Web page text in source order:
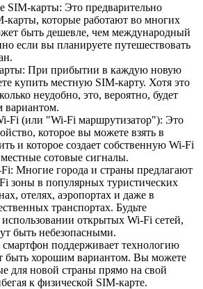
карты: Это предварительно
карты, которые работают во многих
быть дешевле, чем международный
если вы планируете путешествовать
При прибытии в каждую новую
купить местную SIM-карту. Хотя это
неудобно, это, вероятно, будет
Fi (или "Wi-Fi маршрутизатор"): Это
которое вы можете взять в
и которое создает собственную Wi-Fi
местные сотовые сигналы.
Многие города и страны предлагают
зоны в популярных туристических
отелях, аэропортах и даже в
транспортах. Будьте
открытых Wi-Fi сетей,
быть небезопасными.
поддерживает технологию
быть хорошим вариантом. Вы можете
для новой страны прямо на свой
к физической SIM-карте.